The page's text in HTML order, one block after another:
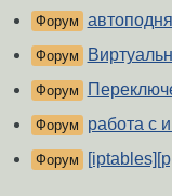
Форум
Форум
Форум
Форум работа с
Форум